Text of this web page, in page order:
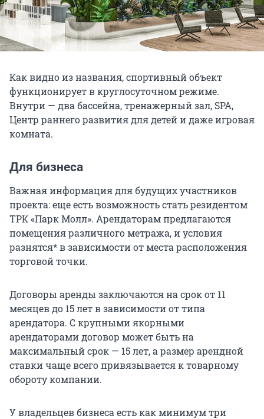
Как видно из названия, спортивный объект
функционирует в круглосуточном режиме.
Внутри — два бассейна, тренажерный зал, SPA,
Центр раннего развития для детей и даже игровая
комната.
Для бизнеса
Важная информация для будущих участников
проекта: еще есть возможность стать резидентом
ТРК «Парк Молл». Арендаторам предлагаются
помещения различного метража, и условия
разнятся* в зависимости от места расположения
торговой точки.
Договоры аренды заключаются на срок от 11
месяцев до 15 лет в зависимости от типа
арендатора. С крупными якорными
арендаторами договор может быть на
максимальный срок — 15 лет, а размер арендной
ставки чаще всего привязывается к товарному
обороту компании.
У владельцев бизнеса есть как минимум три